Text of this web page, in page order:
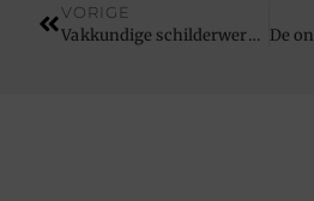
VORIGE
Vakkundige schilderwerken in Lierde voor elke renovatie